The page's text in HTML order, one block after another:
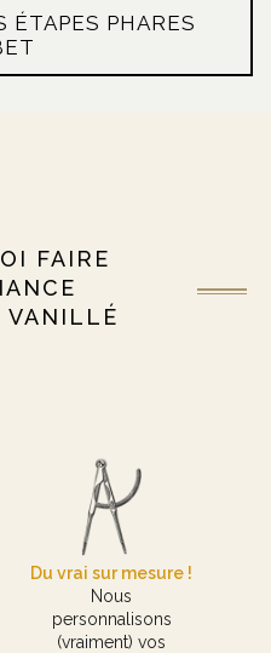
ÉTAPES PHARES
FAIRE
VANILLÉ
Du vrai sur mesure !
Nous
personnalisons
(vraiment) vos